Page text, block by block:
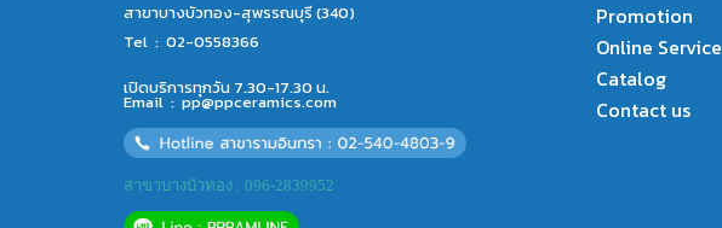
สาขาบางบัวทอง-สุพรรณบุรี (340)
Tel : 02-0558366
เปิดบริการทุกวัน 7.30-17.30 น.
Email : pp@ppceramics.com
สาขาบางบัวทอง : 096-2839952
Promotion
Online Service
Catalog
Contact us